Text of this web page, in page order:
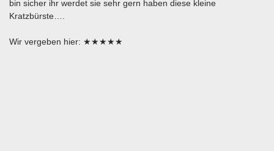
bin sicher ihr werdet sie sehr gern haben diese kleine
Kratzbürste….
Wir vergeben hier: ★★★★★